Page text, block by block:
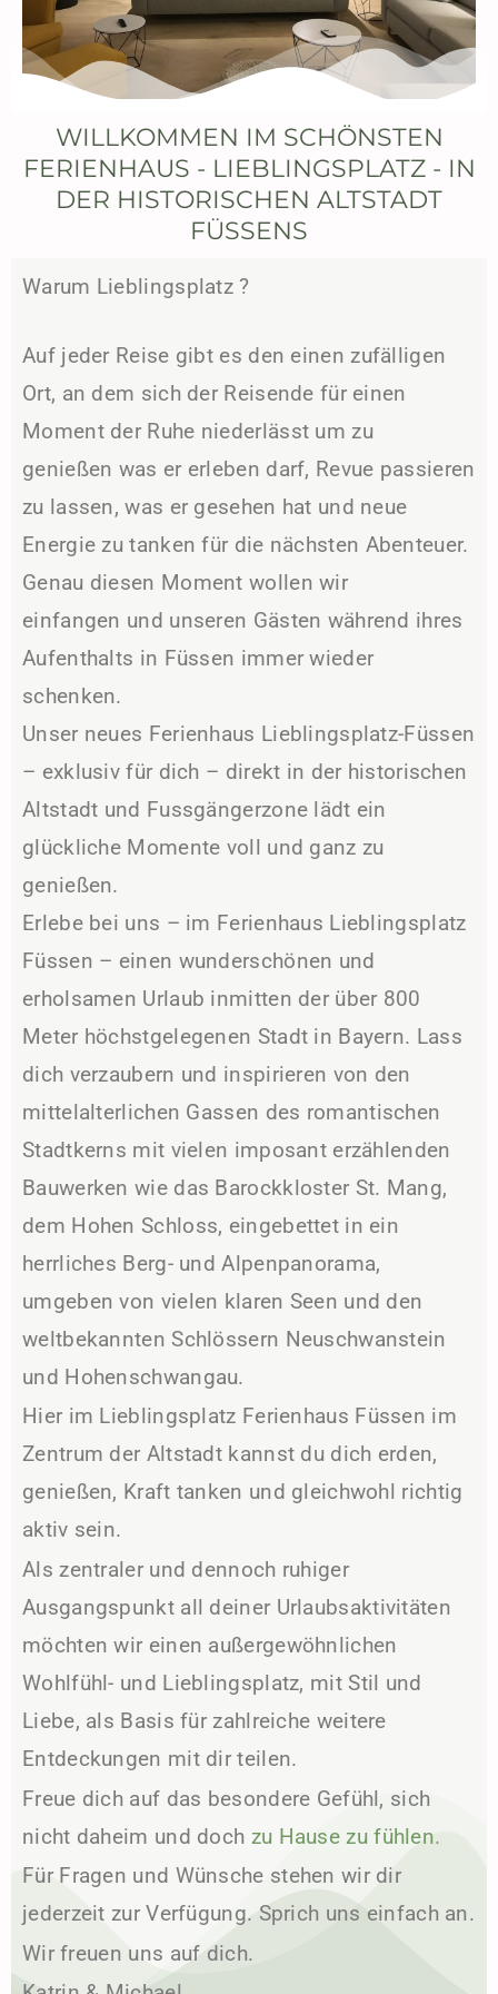
WILLKOMMEN IM SCHÖNSTEN
FERIENHAUS - LIEBLINGSPLATZ - IN
DER HISTORISCHEN ALTSTADT
FÜSSENS
Warum Lieblingsplatz ?
Auf jeder Reise gibt es den einen zufälligen
Ort, an dem sich der Reisende für einen
Moment der Ruhe niederlässt um zu
genießen was er erleben darf, Revue passieren
zu lassen, was er gesehen hat und neue
Energie zu tanken für die nächsten Abenteuer.
Genau diesen Moment wollen wir
einfangen und unseren Gästen während ihres
Aufenthalts in Füssen immer wieder
schenken.
Unser neues Ferienhaus Lieblingsplatz-Füssen
– exklusiv für dich – direkt in der historischen
Altstadt und Fussgängerzone lädt ein
glückliche Momente voll und ganz zu
genießen.
Erlebe bei uns – im Ferienhaus Lieblingsplatz
Füssen – einen wunderschönen und
erholsamen Urlaub inmitten der über 800
Meter höchstgelegenen Stadt in Bayern. Lass
dich verzaubern und inspirieren von den
mittelalterlichen Gassen des romantischen
Stadtkerns mit vielen imposant erzählenden
Bauwerken wie das Barockkloster St. Mang,
dem Hohen Schloss, eingebettet in ein
herrliches Berg- und Alpenpanorama,
umgeben von vielen klaren Seen und den
weltbekannten Schlössern Neuschwanstein
und Hohenschwangau.
Hier im Lieblingsplatz Ferienhaus Füssen im
Zentrum der Altstadt kannst du dich erden,
genießen, Kraft tanken und gleichwohl richtig
aktiv sein.
Als zentraler und dennoch ruhiger
Ausgangspunkt all deiner Urlaubsaktivitäten
möchten wir einen außergewöhnlichen
Wohlfühl- und Lieblingsplatz, mit Stil und
Liebe, als Basis für zahlreiche weitere
Entdeckungen mit dir teilen.
Freue dich auf das besondere Gefühl, sich
nicht daheim und doch zu Hause zu fühlen.
Für Fragen und Wünsche stehen wir dir
jederzeit zur Verfügung. Sprich uns einfach an.
Wir freuen uns auf dich.